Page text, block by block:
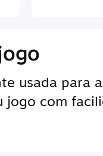
usada para
jogo com